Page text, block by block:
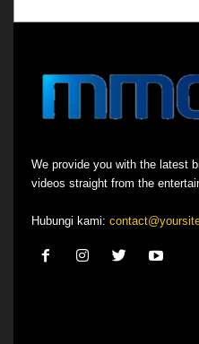
We provide you with the latest
videos straight from the
Hubungi kami: